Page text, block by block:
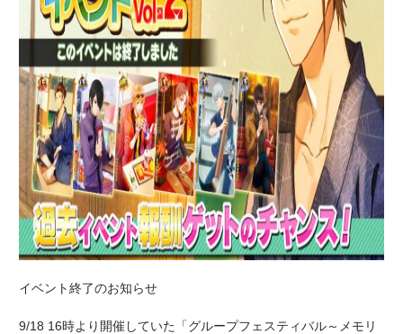
ギャラリー
グッズ・本
ギャラリー
イベント終了のお知らせ
9/18 16時より開催していた「グループフェスティバル～メモリ